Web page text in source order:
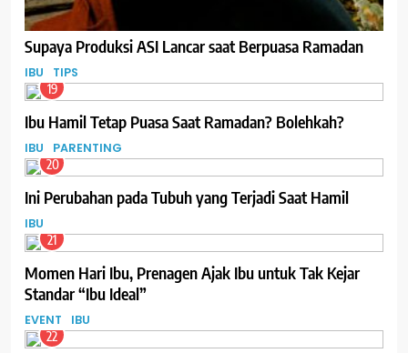
Supaya Produksi ASI Lancar saat Berpuasa Ramadan
IBU TIPS
19
Ibu Hamil Tetap Puasa Saat Ramadan? Bolehkah?
IBU PARENTING
20
Ini Perubahan pada Tubuh yang Terjadi Saat Hamil
IBU
21
Momen Hari Ibu, Prenagen Ajak Ibu untuk Tak Kejar
Standar “Ibu Ideal”
EVENT IBU
22